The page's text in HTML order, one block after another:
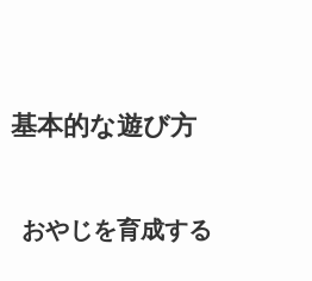
基本的な遊び方
おやじを育成する